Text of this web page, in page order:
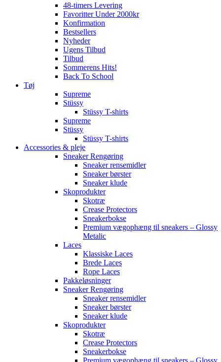
48-timers Levering
Favoritter Under 2000kr
Konfirmation
Bestsellers
Nyheder
Ugens Tilbud
Tilbud
Sommerens Hits!
Back To School
Tøj
Supreme
Stüssy
Stüssy T-shirts
Supreme
Stüssy
Stüssy T-shirts
Accessories & pleje
Sneaker Rengøring
Sneaker rensemidler
Sneaker børster
Sneaker klude
Skoprodukter
Skotræ
Crease Protectors
Sneakerbokse
Premium vægophæng til sneakers – Glossy
Metalic
Laces
Klassiske Laces
Brede Laces
Rope Laces
Pakkeløsninger
Sneaker Rengøring
Sneaker rensemidler
Sneaker børster
Sneaker klude
Skoprodukter
Skotræ
Crease Protectors
Sneakerbokse
Premium vægophæng til sneakers – Glossy